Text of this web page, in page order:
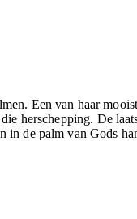
Een van haar
herschepping. De
in de palm van Gods